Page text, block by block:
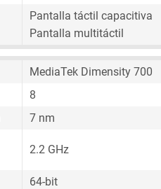
Pantalla táctil capacitiva
Pantalla multitáctil
MediaTek Dimensity 700
8
7 nm
2.2 GHz
64-bit